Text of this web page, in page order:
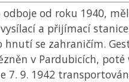
odboje od roku 1940,
a přijímací
hnutí se zahraničím.
v Pardubicích,
7. 9. 1942